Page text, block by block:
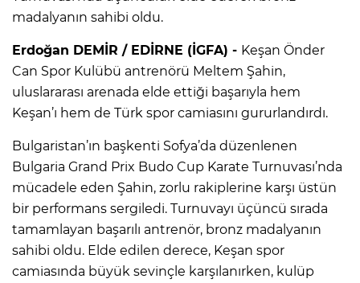
madalyanın sahibi oldu.
Erdoğan DEMİR / EDİRNE (İGFA) - Keşan Önder
Can Spor Kulübü antrenörü Meltem Şahin,
uluslararası arenada elde ettiği başarıyla hem
Keşan’ı hem de Türk spor camiasını gururlandırdı.
Bulgaristan’ın başkenti Sofya’da düzenlenen
Bulgaria Grand Prix Budo Cup Karate Turnuvası’nda
mücadele eden Şahin, zorlu rakiplerine karşı üstün
bir performans sergiledi. Turnuvayı üçüncü sırada
tamamlayan başarılı antrenör, bronz madalyanın
sahibi oldu. Elde edilen derece, Keşan spor
camiasında büyük sevinçle karşılanırken, kulüp